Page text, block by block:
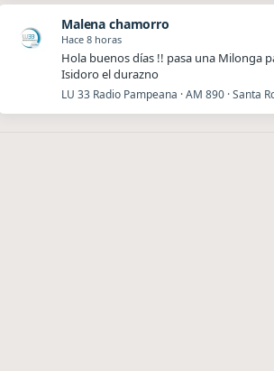
Malena chamorro
Hace 8 horas
Hola buenos días !! pasa una Milonga
Isidoro el durazno
LU 33 Radio Pampeana · AM 890 · Santa